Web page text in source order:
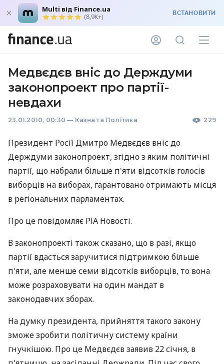
Multi від Finance.ua
(8,9K+) ВСТАНОВИТИ
Медвєдєв вніс до Держдуми
законопроект про партії-
невдахи
23.01.2010, 00:30 — Казна та Політика 229
Президент Росії Дмитро Медвєдєв вніс до
Держдуми законопроект, згідно з яким політичні
партії, що набрали більше п'яти відсотків голосів
виборців на виборах, гарантовано отримають місця
в регіональних парламентах.
Про це повідомляє РІА Новості.
В законопроекті також сказано, що в разі, якщо
партії вдасться заручитися підтримкою більше
п'яти, але менше семи відсотків виборців, то вона
може розраховувати на один мандат в
законодавчих зборах.
На думку президента, прийняття такого закону
зможе зробити політичну систему країни
гнучкішою. Про це Медвєдєв заявив 22 січня, в